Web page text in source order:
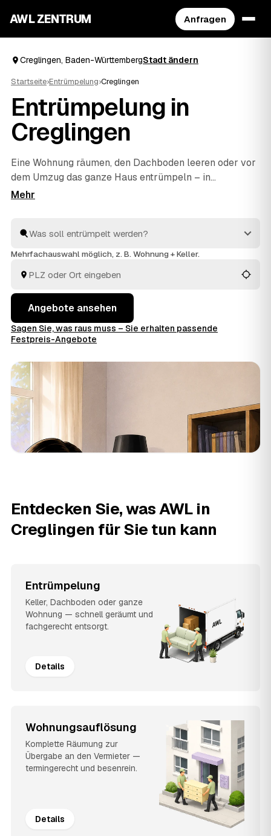
AWL ZENTRUM Anfragen
Creglingen, Baden-WürttembergStadt ändern
Startseite›Entrümpelung›Creglingen
Entrümpelung in
Creglingen
Eine Wohnung räumen, den Dachboden leeren oder vor
dem Umzug das ganze Haus entrümpeln – in
Creglingen müssen Sie sich dafür nicht selbst auf die
Angebote von geprüften Anbietern aus der Umgebung.
Egal ob kleiner Auftrag oder komplette
alles wird fachgerecht entsorgt.
Mehrfachauswahl möglich, z. B. Wohnung + Keller.
Angebote ansehen
Sagen Sie, was raus muss – Sie erhalten passende
Festpreis-Angebote
Entdecken Sie, was AWL in
Creglingen für Sie tun kann
Entrümpelung
Keller, Dachboden oder ganze
Wohnung — schnell geräumt und
fachgerecht entsorgt.
Details
Wohnungsauflösung
Komplette Räumung zur
Übergabe an den Vermieter —
termingerecht und besenrein.
Details